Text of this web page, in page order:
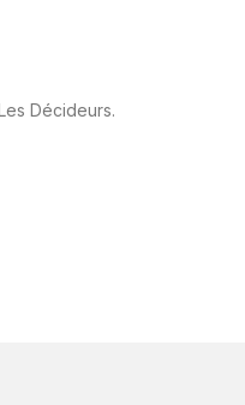
Décideurs.